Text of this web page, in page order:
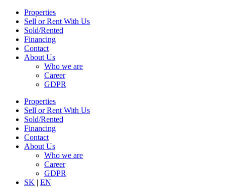
Properties
Sell or Rent With Us
Sold/Rented
Financing
Contact
About Us
Who we are
Career
GDPR
Properties
Sell or Rent With Us
Sold/Rented
Financing
Contact
About Us
Who we are
Career
GDPR
SK | EN